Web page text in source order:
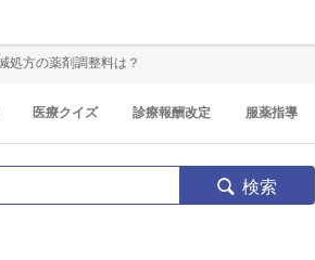
処方の薬剤調整料は？
医療クイズ 診療報酬改定 服薬指導
検索